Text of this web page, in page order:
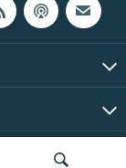
права защищены.